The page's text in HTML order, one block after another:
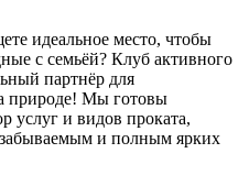
идеальное место, чтобы
с семьёй? Клуб активного
партнёр для
природе! Мы готовы
услуг и видов проката,
и полным ярких